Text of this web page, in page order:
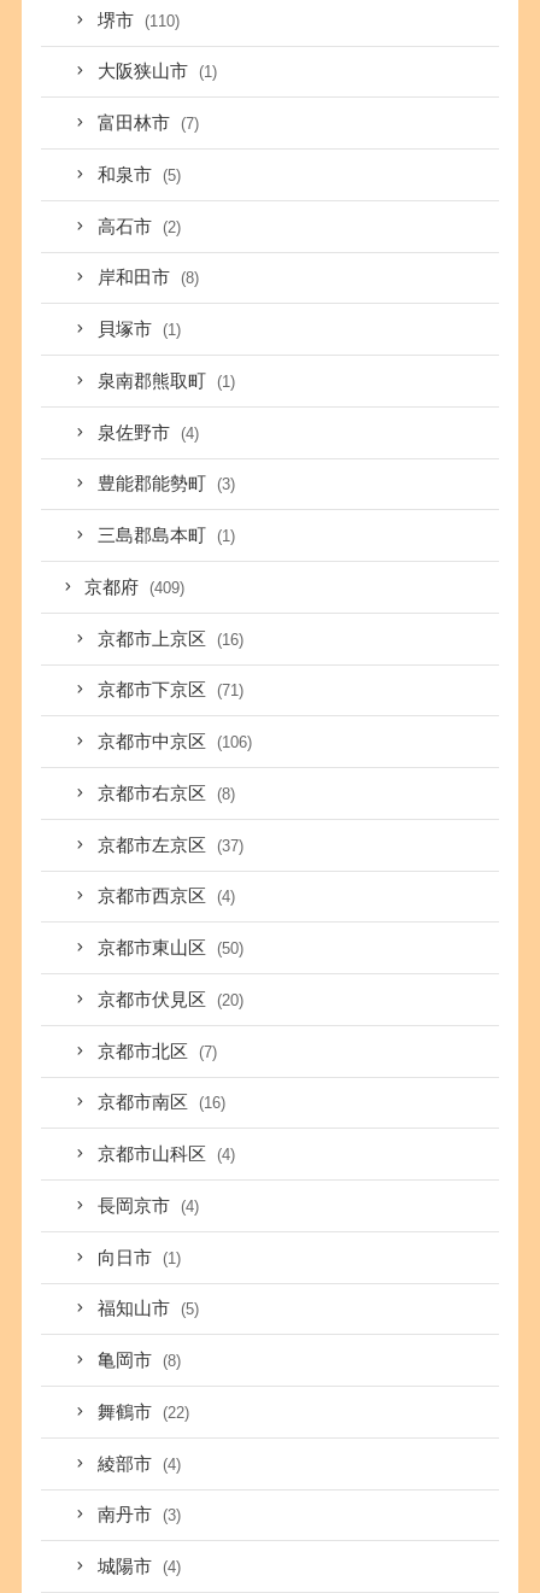
堺市 (110)
大阪狭山市 (1)
富田林市 (7)
和泉市 (5)
高石市 (2)
岸和田市 (8)
貝塚市 (1)
泉南郡熊取町 (1)
泉佐野市 (4)
豊能郡能勢町 (3)
三島郡島本町 (1)
京都府 (409)
京都市上京区 (16)
京都市下京区 (71)
京都市中京区 (106)
京都市右京区 (8)
京都市左京区 (37)
京都市西京区 (4)
京都市東山区 (50)
京都市伏見区 (20)
京都市北区 (7)
京都市南区 (16)
京都市山科区 (4)
長岡京市 (4)
向日市 (1)
福知山市 (5)
亀岡市 (8)
舞鶴市 (22)
綾部市 (4)
南丹市 (3)
城陽市 (4)